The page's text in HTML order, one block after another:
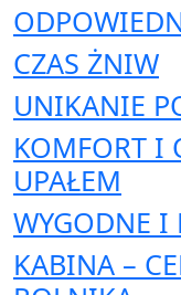
CZAS ŻNIW
UNIKANIE
KOMFORT I
UPAŁEM
WYGODNE I
KABINA –